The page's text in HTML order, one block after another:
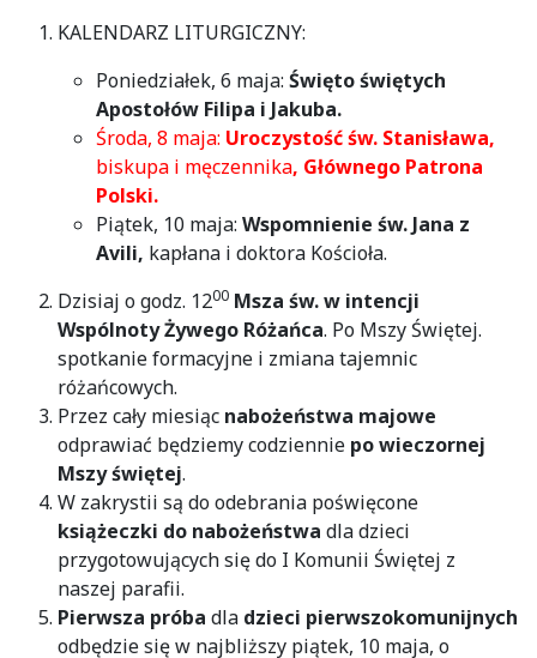
KALENDARZ LITURGICZNY:
Poniedziałek, 6 maja: Święto świętych
Apostołów Filipa i Jakuba.
Środa, 8 maja: Uroczystość św. Stanisława,
biskupa i męczennika, Głównego Patrona
Polski.
Piątek, 10 maja: Wspomnienie św. Jana z
Avili, kapłana i doktora Kościoła.
Dzisiaj o godz. 1200 Msza św. w intencji
Wspólnoty Żywego Różańca. Po Mszy Świętej.
spotkanie formacyjne i zmiana tajemnic
różańcowych.
Przez cały miesiąc nabożeństwa majowe
odprawiać będziemy codziennie po wieczornej
Mszy świętej.
W zakrystii są do odebrania poświęcone
książeczki do nabożeństwa dla dzieci
przygotowujących się do I Komunii Świętej z
naszej parafii.
Pierwsza próba dla dzieci pierwszokomunijnych
odbędzie się w najbliższy piątek, 10 maja, o